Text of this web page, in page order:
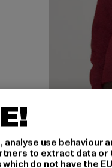
use behaviour
to extract data or
do not have the